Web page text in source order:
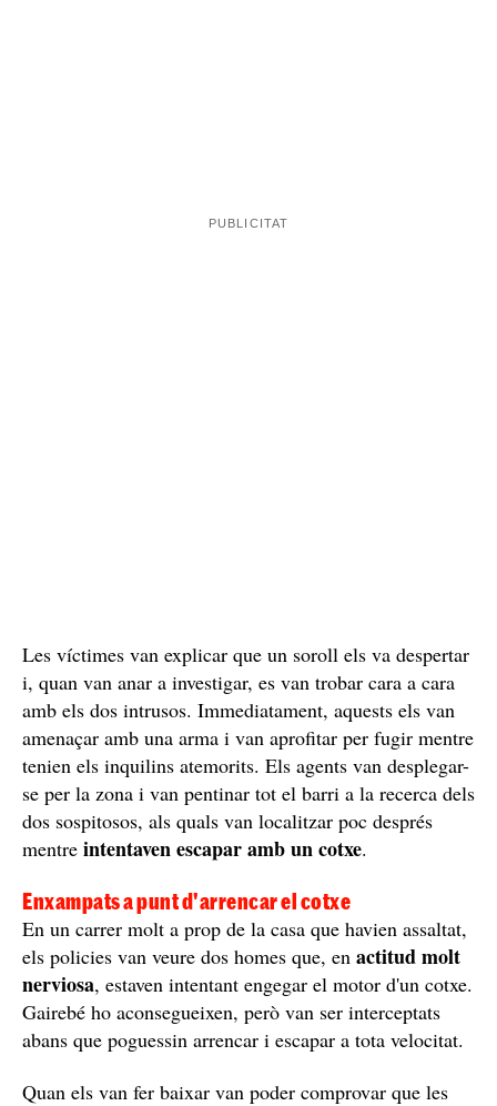
Les víctimes van explicar que un soroll els va despertar
i, quan van anar a investigar, es van trobar cara a cara
amb els dos intrusos. Immediatament, aquests els van
amenaçar amb una arma i van aprofitar per fugir mentre
tenien els inquilins atemorits. Els agents van desplegar-
se per la zona i van pentinar tot el barri a la recerca dels
dos sospitosos, als quals van localitzar poc després
mentre intentaven escapar amb un cotxe.